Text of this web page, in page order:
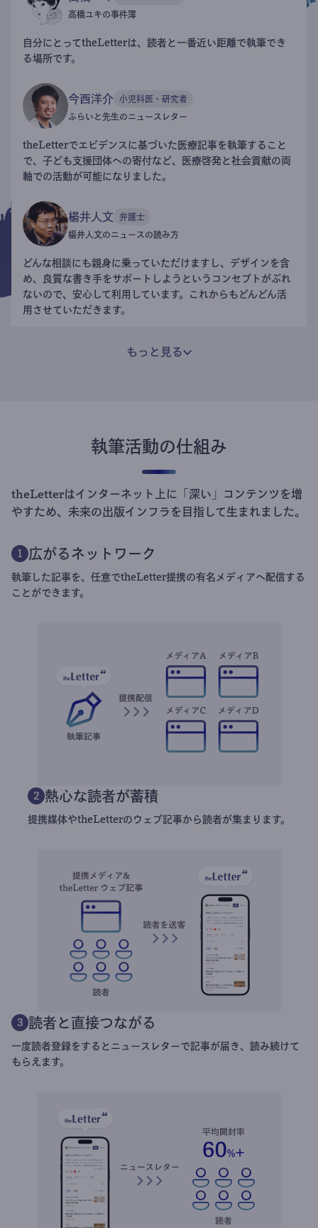
高橋ユキの事件簿
自分にとってtheLetterは、読者と一番近い距離で執筆でき
る場所です。
今西洋介 小児科医・研究者
ふらいと先生のニュースレター
theLetterでエビデンスに基づいた医療記事を執筆すること
で、子ども支援団体への寄付など、医療啓発と社会貢献の両
軸での活動が可能になりました。
楊井人文 弁護士
楊井人文のニュースの読み方
どんな相談にも親身に乗っていただけますし、デザインを含
め、良質な書き手をサポートしようというコンセプトがぶれ
ないので、安心して利用しています。これからもどんどん活
用させていただきます。
もっと見る
執筆活動の仕組み
theLetterはインターネット上に「深い」コンテンツを増
やすため、未来の出版インフラを目指して生まれました。
1 広がるネットワーク
執筆した記事を、任意でtheLetter提携の有名メディアへ配信する
ことができます。
2 熱心な読者が蓄積
提携媒体やtheLetterのウェブ記事から読者が集まります。
3 読者と直接つながる
一度読者登録をするとニュースレターで記事が届き、読み続けて
もらえます。